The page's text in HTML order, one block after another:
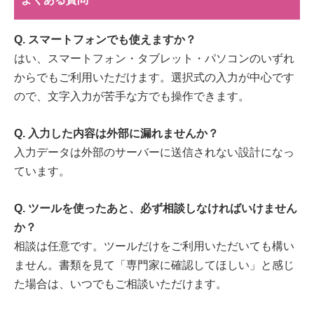
Q. スマートフォンでも使えますか？
はい、スマートフォン・タブレット・パソコンのいずれ
からでもご利用いただけます。選択式の入力が中心です
ので、文字入力が苦手な方でも操作できます。
Q. 入力した内容は外部に漏れませんか？
入力データは外部のサーバーに送信されない設計になっ
ています。
Q. ツールを使ったあと、必ず相談しなければいけません
か？
相談は任意です。ツールだけをご利用いただいても構い
ません。書類を見て「専門家に確認してほしい」と感じ
た場合は、いつでもご相談いただけます。